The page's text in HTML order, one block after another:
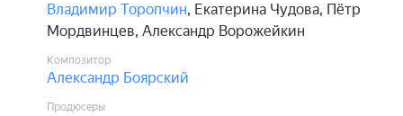
Владимир Торопчин, Екатерина Чудова, Пётр
Мордвинцев, Александр Ворожейкин
Композитор
Александр Боярский
Продюсеры